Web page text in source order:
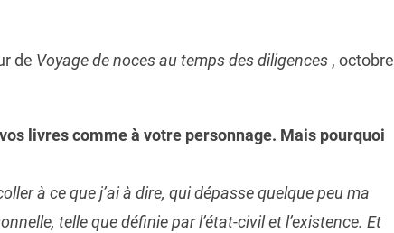
de Voyage de noces au temps des diligences, octobre
livres comme à votre personnage. Mais pourquoi
à ce que j’ai à dire, qui dépasse quelque peu ma
telle que définie par l’état-civil et l’existence. Et